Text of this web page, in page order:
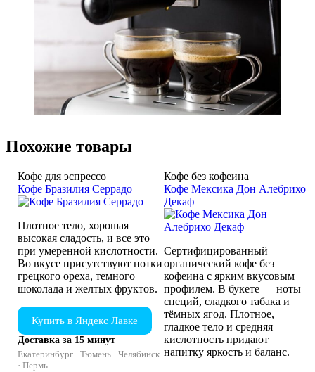
Похожие товары
Кофе без кофеина
Кофе Мексика Дон Алебрихо
Декаф
Сертифицированный
органический кофе без
кофеина с ярким вкусовым
профилем. В букете — ноты
специй, сладкого табака и
тёмных ягод. Плотное,
гладкое тело и средняя
кислотность придают
напитку яркость и баланс.
Кофе для эспрессо
Кофе Бразилия Серрадо
Плотное тело, хорошая
высокая сладость, и все это
при умеренной кислотности.
Во вкусе присутствуют нотки
грецкого ореха, темного
шоколада и желтых фруктов.
Купить в Яндекс Лавке
Доставка за 15 минут
Екатеринбург · Тюмень · Челябинск
· Пермь